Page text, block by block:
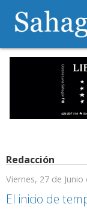
Redacción
Viernes, 27 de Junio
El inicio de